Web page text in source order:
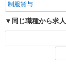
制服貸与
同じ職種から求